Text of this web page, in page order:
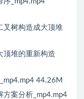
叉树构造成大顶堆
顶堆的重新构造
44.26M
案分析_mp4.mp4